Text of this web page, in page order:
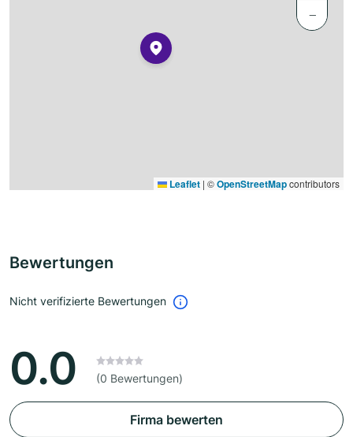
−
Leaflet | ©OpenStreetMapcontributors
Bewertungen
Nicht verifizierte Bewertungen
0.0 (0 Bewertungen)
Firma bewerten